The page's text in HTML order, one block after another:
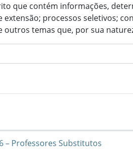
que contém informações,
extensão; processos seletivos;
outros temas que, por sua
– Professores Substitutos